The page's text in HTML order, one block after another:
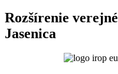
Rozšírenie
Jasenica